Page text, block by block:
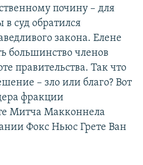
почину – для
в суд обратился
закона. Елене
большинство членов
правительства. Так что
– зло или благо? Вот
фракции
Митча Макконнела
Фокс Ньюс Грете Ван